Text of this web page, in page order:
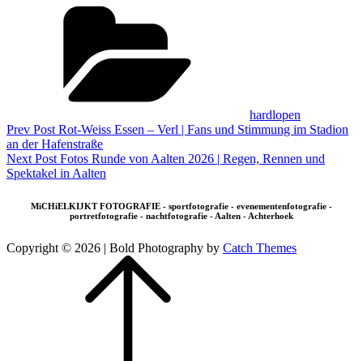
hardlopen
Beitragsnavigation
Previous
Post
Prev Post Rot-Weiss Essen – Verl | Fans und Stimmung im Stadion
an der Hafenstraße
Next
Post
Next Post Fotos Runde von Aalten 2026 | Regen, Rennen und
Spektakel in Aalten
MiCHiELKIJKT FOTOGRAFIE - sportfotografie - evenementenfotografie -
portretfotografie - nachtfotografie - Aalten - Achterhoek
Copyright © 2026 | Bold Photography by Catch Themes